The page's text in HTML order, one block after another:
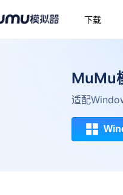
下载
MuMu
适配